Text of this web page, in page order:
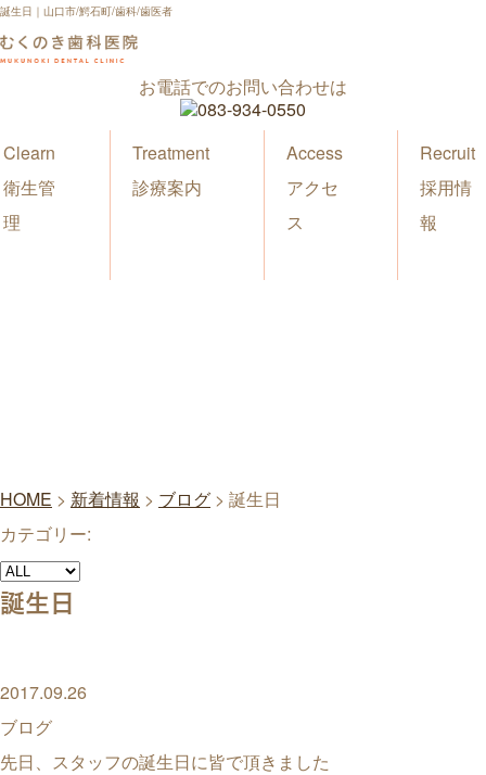
誕生日｜山口市/鰐石町/歯科/歯医者
お電話でのお問い合わせは
Clearn
衛生管
理
Treatment
診療案内
Access
アクセ
ス
Recruit
採用情
報
HOME > 新着情報 > ブログ > 誕生日
カテゴリー:
誕生日
2017.09.26
ブログ
先日、スタッフの誕生日に皆で頂きました